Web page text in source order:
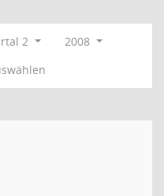
2
2008